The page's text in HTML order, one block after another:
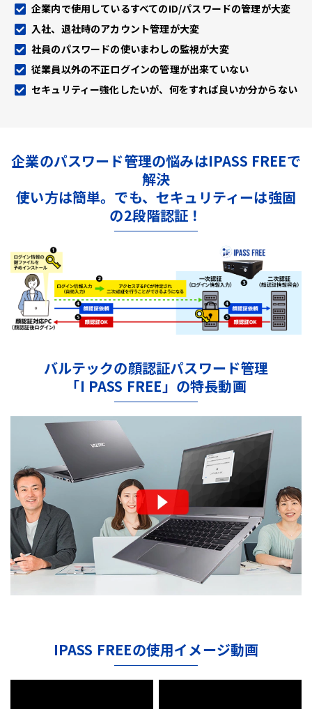
企業内で使用しているすべてのID/パスワードの管理が大変
入社、退社時のアカウント管理が大変
社員のパスワードの使いまわしの監視が大変
従業員以外の不正ログインの管理が出来ていない
セキュリティー強化したいが、何をすれば良いか分からない
企業のパスワード管理の悩みはIPASS FREEで
解決
使い方は簡単。でも、セキュリティーは強固
の2段階認証！
バルテックの顔認証パスワード管理
「I PASS FREE」の特長動画
IPASS FREEの使用イメージ動画